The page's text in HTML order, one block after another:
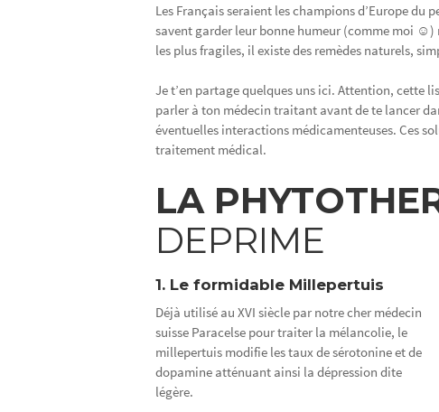
Les Français seraient les champions d’Europe du
savent garder leur bonne humeur (comme moi
les plus fragiles, il existe des remèdes naturels,
Je t’en partage quelques uns ici. Attention, cette
parler à ton médecin traitant avant de te lancer
éventuelles interactions médicamenteuses. Ces
traitement médical.
LA
DEPRIME
1. Le formidable Millepertuis
Déjà utilisé au XVI siècle par notre cher médecin
suisse Paracelse pour traiter la mélancolie, le
millepertuis modifie les taux de sérotonine et de
dopamine atténuant ainsi la dépression dite
légère.